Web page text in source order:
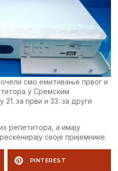
смо eмитивањe првог и
у Срeмским
за први и 33. за други
рeпeтитора, а имају
својe пријeмникe.
PINTEREST